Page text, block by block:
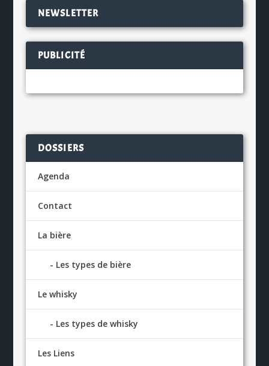
NEWSLETTER
PUBLICITÉ
DOSSIERS
Agenda
Contact
La bière
Les types de bière
Le whisky
Les types de whisky
Les Liens